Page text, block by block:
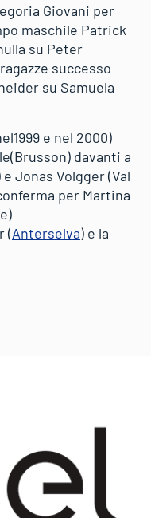
Giovani per
maschile Patrick
su Peter
successo
su Samuela
1999 e nel 2000)
(Brusson) davanti a
e Jonas Volgger(Val
per Martina
(Anterselva) e la